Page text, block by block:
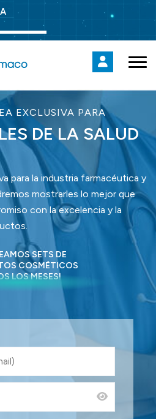
EXCLUSIVA PARA
DE LA SALUD
para la industria farmacéutica y
mostrarles lo mejor que
con la excelencia y la
SETS DE
COSMÉTICOS
LOS MESES!